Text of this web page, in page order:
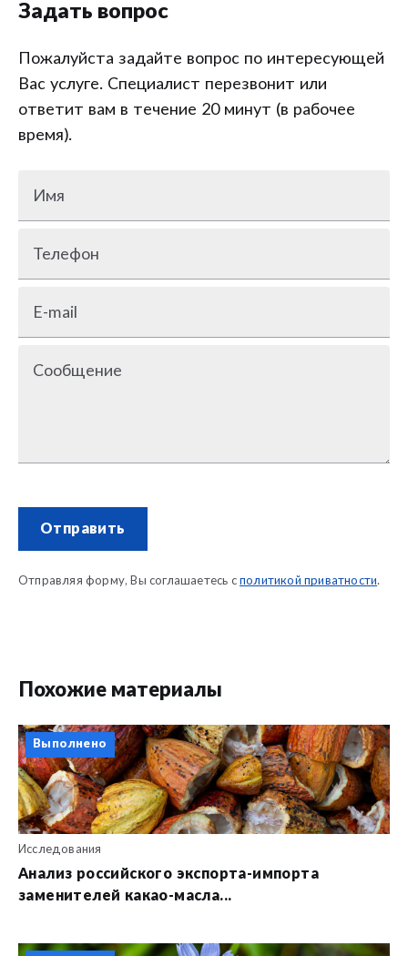
Задать вопрос
Пожалуйста задайте вопрос по интересующей
Вас услуге. Специалист перезвонит или
ответит вам в течение 20 минут (в рабочее
время).
Имя
Телефон
E-mail
Сообщение
Отправить
Отправляя форму, Вы соглашаетесь с политикой приватности.
Похожие материалы
Выполнено
Исследования
Анализ российского экспорта-импорта
заменителей какао-масла...